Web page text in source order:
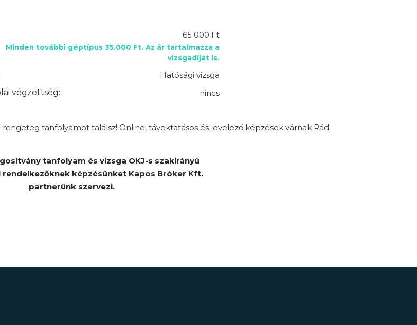
65 000 Ft
Minden további géptípus 35.000 Ft. Az ár tartalmazza a
vizsgadíjat is.
Hatósági vizsga
végzettség:
nincs
tanfolyamot találsz! Online, távoktatásos és levelező képzések várnak Rád.
tanfolyam és vizsga OKJ-s szakirányú
képzésünket Kapos Bróker Kft.
partnerünk szervezi.